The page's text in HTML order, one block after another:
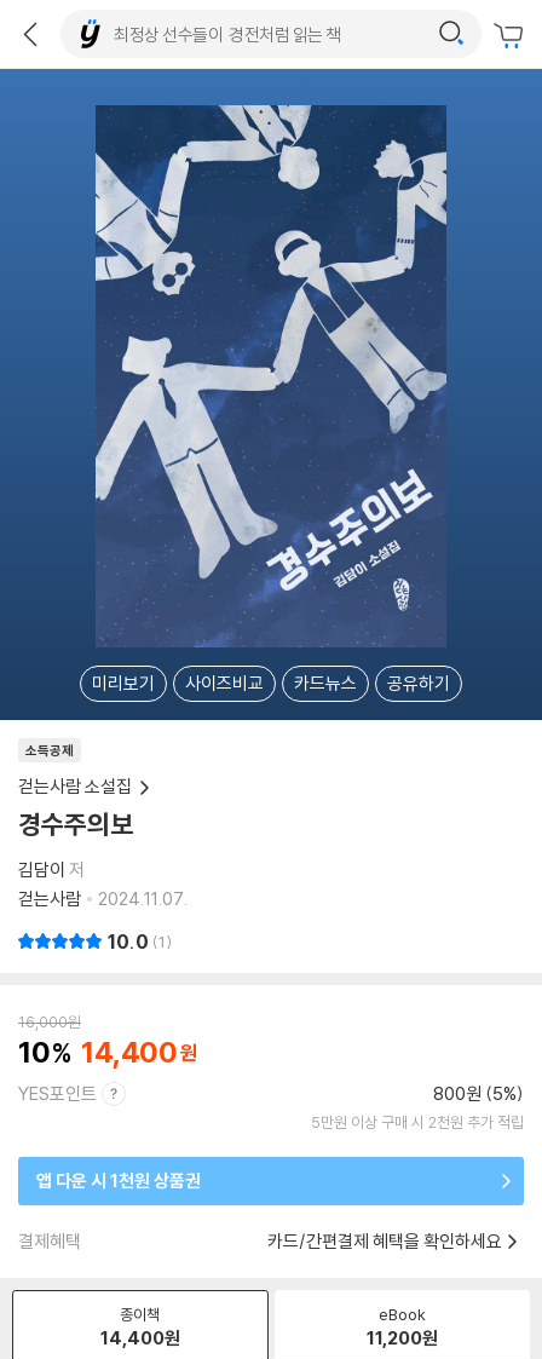
미리보기 사이즈비교 카드뉴스 공유하기
소득공제
걷는사람 소설집
경수주의보
김담이 저
걷는사람
2024.11.07.
10.0 1
16,000원
10 14,400
YES포인트 800원 (5%)
5만원 이상 구매 시 2천원 추가 적립
앱 다운 시 1천원 상품권
결제혜택 카드/간편결제 혜택을 확인하세요
종이책
14,400원
eBook
11,200원